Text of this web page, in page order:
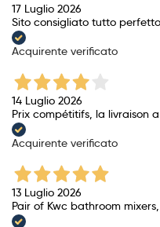
17 Luglio 2026
Sito consigliato tutto
Acquirente verificato
14 Luglio 2026
Prix ​​compétitifs, la livraison
Acquirente verificato
13 Luglio 2026
Pair of Kwc bathroom